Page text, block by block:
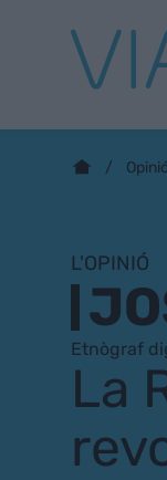
Opinió
L'OPINIÓ
Etnògraf
La